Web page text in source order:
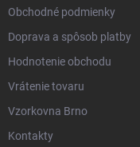
Obchodné podmienky
Doprava a spôsob platby
Hodnotenie obchodu
Vrátenie tovaru
Vzorkovna Brno
Kontakty